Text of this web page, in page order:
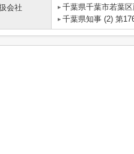
会社
千葉県千葉市若葉
千葉県知事 (2) 第